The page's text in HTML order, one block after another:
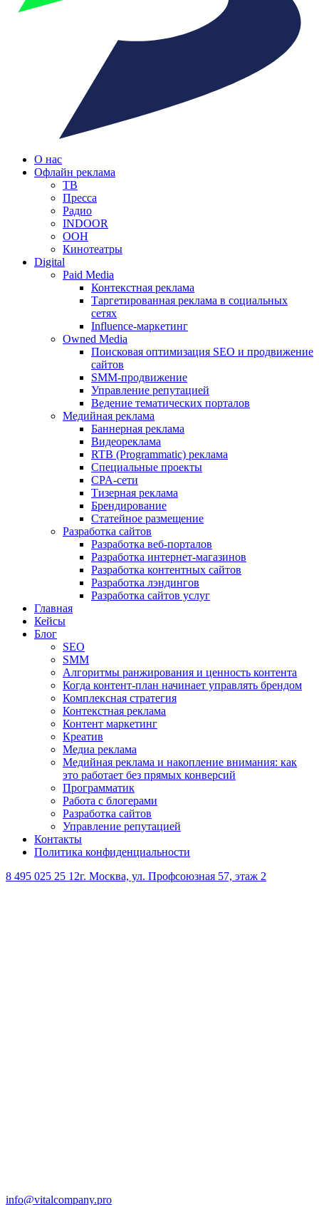
О нас
Офлайн реклама
ТВ
Пресса
Радио
INDOOR
OOH
Кинотеатры
Digital
Paid Media
Контекстная реклама
Таргетированная реклама в социальных
сетях
Influence-маркетинг
Owned Media
Поисковая оптимизация SEO и продвижение
сайтов
SMM-продвижение
Управление репутацией
Ведение тематических порталов
Медийная реклама
Баннерная реклама
Видеореклама
RTB (Programmatic) реклама
Специальные проекты
CPA-сети
Тизерная реклама
Брендирование
Статейное размещение
Разработка сайтов
Разработка веб-порталов
Разработка интернет-магазинов
Разработка контентных сайтов
Разработка лэндингов
Разработка сайтов услуг
Главная
Кейсы
Блог
SEO
SMM
Алгоритмы ранжирования и ценность контента
Когда контент-план начинает управлять брендом
Комплексная стратегия
Контекстная реклама
Контент маркетинг
Креатив
Медиа реклама
Медийная реклама и накопление внимания: как
это работает без прямых конверсий
Программатик
Работа с блогерами
Разработка сайтов
Управление репутацией
Контакты
Политика конфиденциальности
8 495 025 25 12г. Москва, ул. Профсоюзная 57, этаж 2
info@vitalcompany.pro